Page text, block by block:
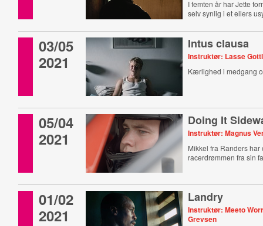
I femten år har Jette
selv synlig i et ellers
03/05
2021
Intus clausa
Instruktør: Lasse
Kærlighed i medgang
05/04
2021
Doing It
Instruktør: Magnus
Mikkel fra Randers har
racerdrømmen fra sin
01/02
2021
Landry
Instruktør: Meeto
Grevsen